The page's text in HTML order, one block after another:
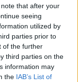
that after your
seeing
utilized by
parties prior to
of the further
third parties on the
information may
the IAB’s List of
παράταση,
πρέπει να
απαιτούμενες